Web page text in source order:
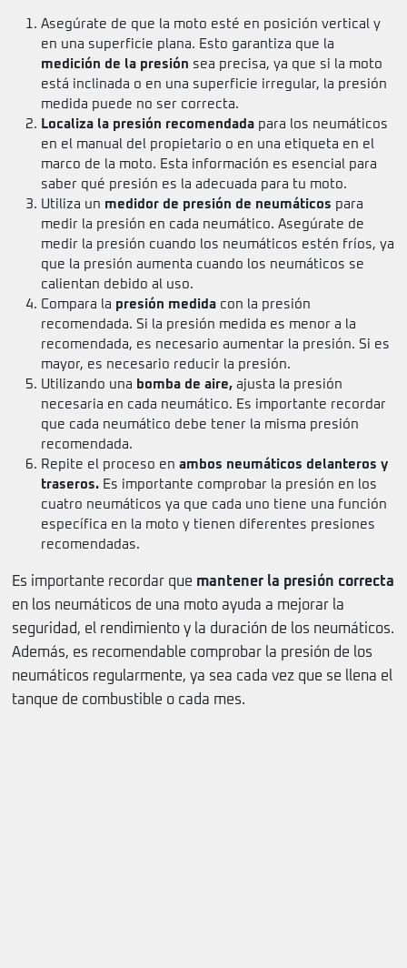
Asegúrate de que la moto esté en posición vertical y
en una superficie plana. Esto garantiza que la
medición de la presión sea precisa, ya que si la moto
está inclinada o en una superficie irregular, la presión
medida puede no ser correcta.
Localiza la presión recomendada para los neumáticos
en el manual del propietario o en una etiqueta en el
marco de la moto. Esta información es esencial para
saber qué presión es la adecuada para tu moto.
Utiliza un medidor de presión de neumáticos para
medir la presión en cada neumático. Asegúrate de
medir la presión cuando los neumáticos estén fríos, ya
que la presión aumenta cuando los neumáticos se
calientan debido al uso.
Compara la presión medida con la presión
recomendada. Si la presión medida es menor a la
recomendada, es necesario aumentar la presión. Si es
mayor, es necesario reducir la presión.
Utilizando una bomba de aire, ajusta la presión
necesaria en cada neumático. Es importante recordar
que cada neumático debe tener la misma presión
recomendada.
Repite el proceso en ambos neumáticos delanteros y
traseros. Es importante comprobar la presión en los
cuatro neumáticos ya que cada uno tiene una función
específica en la moto y tienen diferentes presiones
recomendadas.
Es importante recordar que mantener la presión correcta
en los neumáticos de una moto ayuda a mejorar la
seguridad, el rendimiento y la duración de los neumáticos.
Además, es recomendable comprobar la presión de los
neumáticos regularmente, ya sea cada vez que se llena el
tanque de combustible o cada mes.